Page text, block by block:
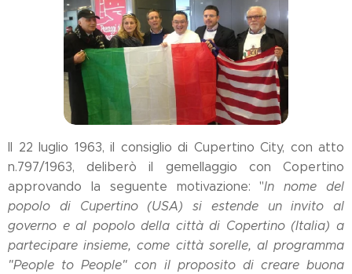
Il 22 luglio 1963, il consiglio di Cupertino City, con atto
n.797/1963, deliberò il gemellaggio con Copertino
approvando la seguente motivazione: "In nome del
popolo di Cupertino (USA) si estende un invito al
governo e al popolo della città di Copertino (Italia) a
partecipare insieme, come città sorelle, al programma
"People to People" con il proposito di creare buona